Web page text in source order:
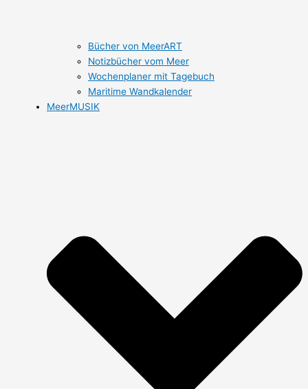
Bücher von MeerART
Notizbücher vom Meer
Wochenplaner mit Tagebuch
Maritime Wandkalender
MeerMUSIK